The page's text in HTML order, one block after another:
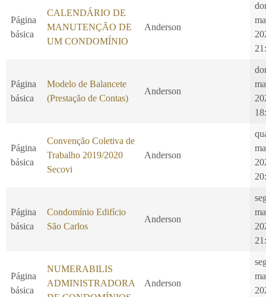
Página
básica
CALENDÁRIO DE
MANUTENÇÃO DE
UM CONDOMÍNIO
Anderson
Página
básica
Modelo de Balancete
(Prestação de Contas)
Anderson
Página
básica
Convenção Coletiva de
Trabalho 2019/2020
Secovi
Anderson
Página
básica
Condomínio Edifício
São Carlos
Anderson
Página
básica
NUMERABILIS
ADMINISTRADORA
Anderson